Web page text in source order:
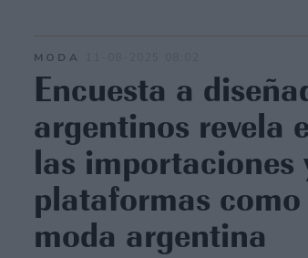
MODA
Encuesta a
argentinos revela
las importaciones
plataformas
moda argentina